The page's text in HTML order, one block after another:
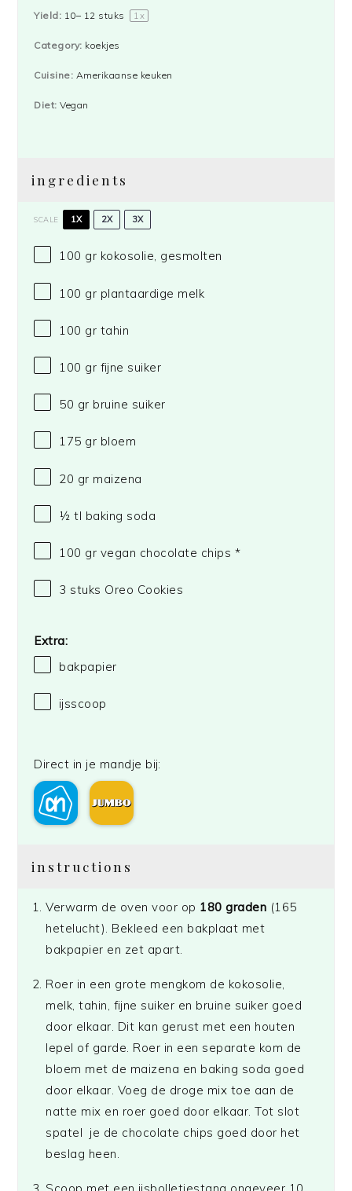
Yield: 10– 12 stuks 1x
Category: koekjes
Cuisine: Amerikaanse keuken
Diet: Vegan
ingredients
SCALE 1X 2X 3X
100 gr kokosolie, gesmolten
100 gr plantaardige melk
100 gr tahin
100 gr fijne suiker
50 gr bruine suiker
175 gr bloem
20 gr maizena
½ tl baking soda
100 gr vegan chocolate chips *
3 stuks Oreo Cookies
Extra:
bakpapier
ijsscoop
Direct in je mandje bij:
instructions
Verwarm de oven voor op 180 graden (165
hetelucht). Bekleed een bakplaat met
bakpapier en zet apart.
Roer in een grote mengkom de kokosolie,
melk, tahin, fijne suiker en bruine suiker goed
door elkaar. Dit kan gerust met een houten
lepel of garde. Roer in een separate kom de
bloem met de maizena en baking soda goed
door elkaar. Voeg de droge mix toe aan de
natte mix en roer goed door elkaar. Tot slot
spatel je de chocolate chips goed door het
beslag heen.